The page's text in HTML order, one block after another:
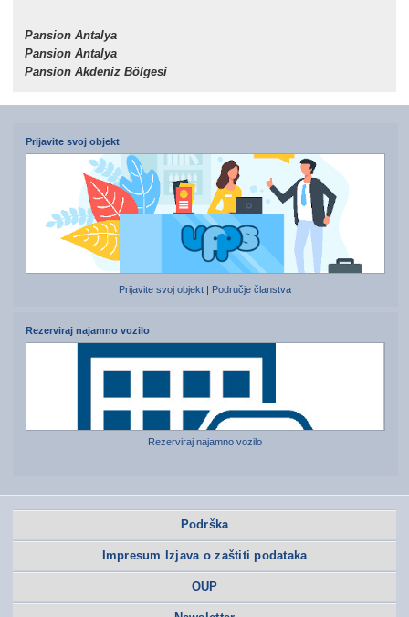
Pansion Antalya
Pansion Antalya
Pansion Akdeniz Bölgesi
Prijavite svoj objekt
Prijavite svoj objekt Područje članstva
Rezerviraj najamno vozilo
Rezerviraj najamno vozilo
Podrška
Impresum Izjava o zaštiti podataka
OUP